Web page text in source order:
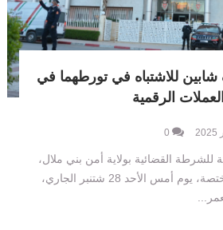
للاشتباه في تورطهما في
الرقمية
0
للشرطة القضائية بولاية أمن بني ملال،
على النيابة العامة المختصة، يوم أمس الأحد 28 شتنبر الجاري،